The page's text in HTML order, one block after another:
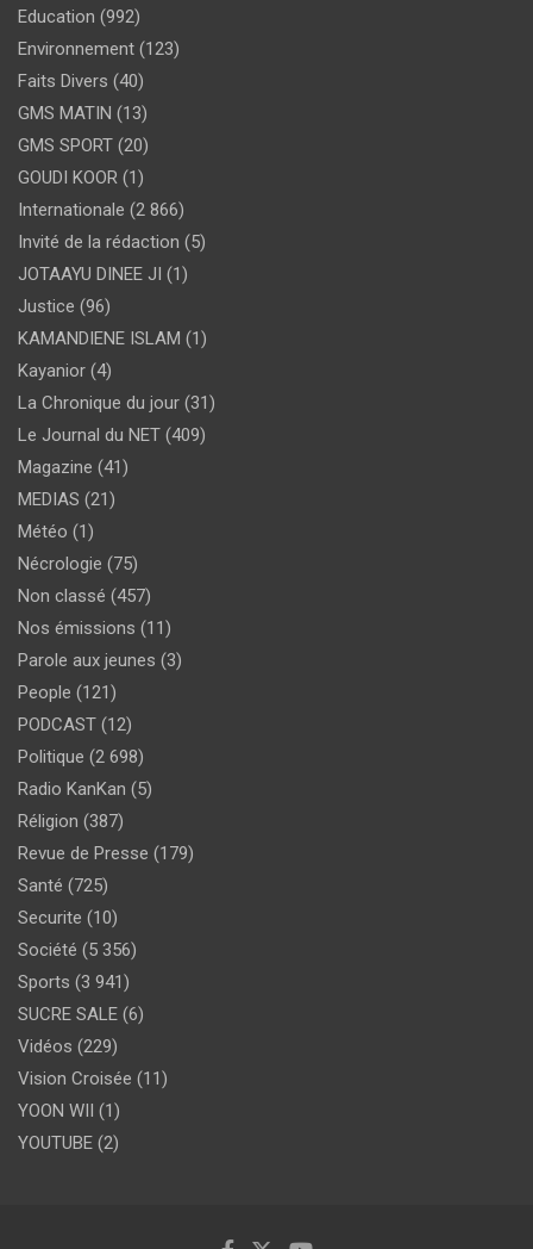
Education (992)
Environnement (123)
Faits Divers (40)
GMS MATIN (13)
GMS SPORT (20)
GOUDI KOOR (1)
Internationale (2 866)
Invité de la rédaction (5)
JOTAAYU DINEE JI (1)
Justice (96)
KAMANDIENE ISLAM (1)
Kayanior (4)
La Chronique du jour (31)
Le Journal du NET (409)
Magazine (41)
MEDIAS (21)
Météo (1)
Nécrologie (75)
Non classé (457)
Nos émissions (11)
Parole aux jeunes (3)
People (121)
PODCAST (12)
Politique (2 698)
Radio KanKan (5)
Réligion (387)
Revue de Presse (179)
Santé (725)
Securite (10)
Société (5 356)
Sports (3 941)
SUCRE SALE (6)
Vidéos (229)
Vision Croisée (11)
YOON WII (1)
YOUTUBE (2)